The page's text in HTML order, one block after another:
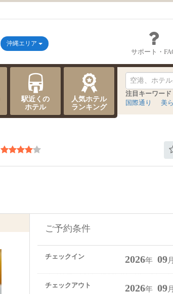
サポート・
沖縄エリア
駅近くの
ホテル
人気ホテル
ランキング
注目キーワード
国際通り
美
ご予約条件
チェックイン 2026年 09月
チェックアウト 2026年 09月